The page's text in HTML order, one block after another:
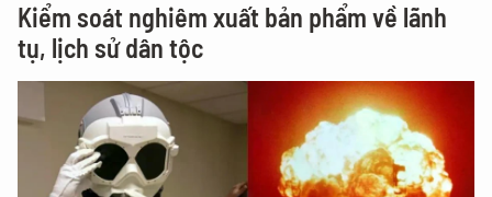
Kiểm soát nghiêm xuất bản phẩm về lãnh
tụ, lịch sử dân tộc